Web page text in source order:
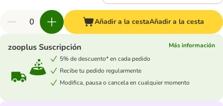
Añadir a la cestaAñadir a la cesta
zooplus Suscripción
Más información
5% de descuento* en cada pedido
Recibe tu pedido regularmente
Modifica, pausa o cancela en cualquier momento